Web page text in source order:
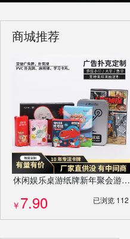
商城推荐
休闲娱乐桌游纸牌新年聚会游戏动卡牌套装扑克牌剧本杀桌游牌定制
￥ 7.90 已浏览 112